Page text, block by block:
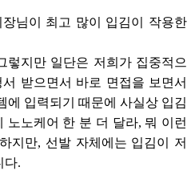
장님이 최고 많이 입김이 작용한
렇지만 일단은 저희가 집중적으
받으면서 바로 면접을 보면서
에 입력되기 때문에 사실상 입김
노노케어 한 분 더 달라, 뭐 이런
지만, 선발 자체에는 입김이 저
다.